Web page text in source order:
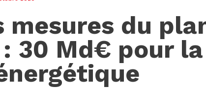
mesures du
30 Md€ pour la